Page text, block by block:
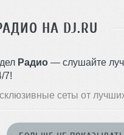
НА DJ.RU
Радио— слушайте
7!
сеты от
на сайт